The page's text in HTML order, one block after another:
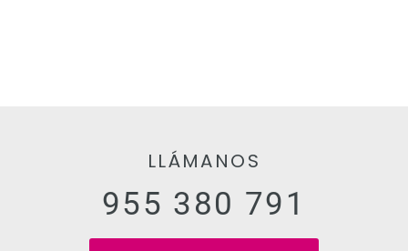
LLÁMANOS
955 380 791